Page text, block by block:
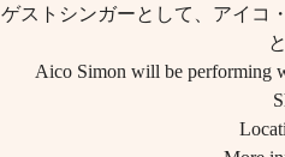
ゲストシンガーとして、アイコ・
Aico Simon will be performing